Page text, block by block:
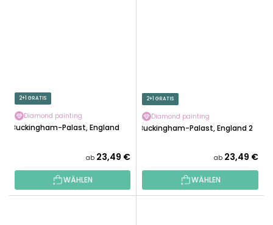
2+1 GRATIS
Diamond painting
Buckingham-Palast, England
ab 23,49 €
WÄHLEN
2+1 GRATIS
Diamond painting
Buckingham-Palast, England 2
ab 23,49 €
WÄHLEN